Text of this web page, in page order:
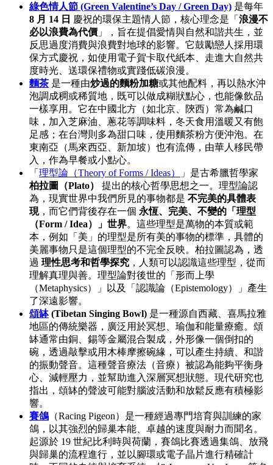
綠色情人節 (Green Valentine’s Day / Green Day) 是每年
8 月 14 日 慶祝的環保主題情人節，核心理念是「 浪漫不
必以浪費為代價 」，旨在提倡愛情與自然和諧共生，並
反思過度消費與浪費對地球的影響。它鼓勵戀人採用環
保方式慶祝，如使用電子賀卡取代紙本、走進大自然共
度時光、送環保禮物或實踐低碳浪漫。
麵茶 是一種由炒過的麵粉加糖或其他配料，再以熱水沖
泡調成稠或稀質地，既可以做成糊狀點心，也能像飲品
一樣享用。它在中國北方（如北京、陝西）常為鹹口
味，加入芝麻油、蔥花等調味料，冬天食用溫暖又有飽
足感；在台灣則多為甜口味，使用麵茶粉方便沖泡。在
東南亞（馬來西亞、新加坡）也有流傳，由華人移民帶
入，作為早餐或小點心。
「 理型論（Theory of Forms / Ideas）
」是古希臘哲學家
柏拉圖（Plato）
提出的核心哲學思想之一。理型論認
為，現實世界中我們所見的事物都是 不完美的具體表
現，而它們背後存在一個 永恆、完美、不變的「理型
（Form / Idea）」世界。這些理型是萬物的本質或範
本，例如「美」的理型是所有美的事物的標準，具體的
美麗事物只是這個理型的不完全反映。柏拉圖認為，透
過 理性思考和哲學探究 ，人類可以認識這些理型，從而
理解真理與善。理型論對後世的「形而上學
（Metaphysics）」以及「認識論（Epistemology）」產生
了深遠影響。
頌缽(Tibetan Singing Bowl) 是一種源自西藏、喜馬拉雅
地區的傳統樂器，廣泛用於冥想、瑜伽和能量療癒。頌
缽通常由銅、錫等金屬混合製成，外形像一個倒扣的
碗，透過敲擊或用木棒摩擦碗緣，可以產生持續、和諧
的振動聲音。這種聲音療法（音療）被認為能夠平衡身
心、減輕壓力，並幫助進入深層冥想狀態。現代研究也
指出，頌缽的聲波可能對腦波活動和放鬆反應有積極影
響。
賽鴿 （Racing Pigeon）是一種經過專門培育與訓練的家
鴿，以其強烈的歸巢本能、卓越的速度與耐力而聞名。
起源於 19 世紀比利時與荷蘭，賽鴿比賽透過集鴿、放飛
與歸巢的流程進行，並以腳環或電子晶片進行精確計